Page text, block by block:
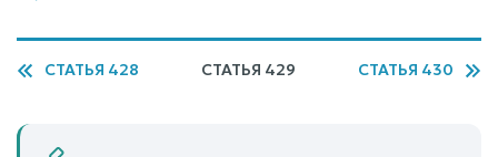
СТАТЬЯ 428 СТАТЬЯ 429 СТАТЬЯ 430